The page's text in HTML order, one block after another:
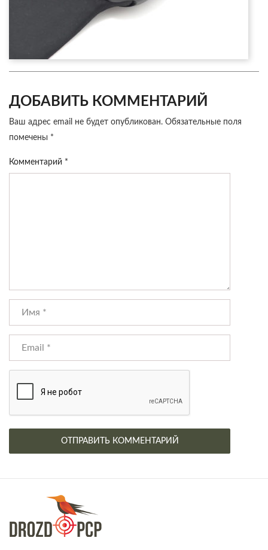
ДОБАВИТЬ КОММЕНТАРИЙ
Ваш адрес email не будет опубликован. Обязательные поля
помечены *
Комментарий *